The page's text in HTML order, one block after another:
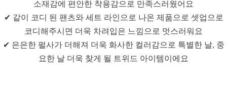
소재감에 편안한 착용감으로 만족스러웠어요
✔ 같이 코디 된 팬츠와 세트 라인으로 나온 제품으로 셋업으로
코디해주시면 더욱 차려입은 느낌으로 멋스러워요
✔ 은은한 펄사가 더해져 더욱 화사한 컬러감으로 특별한 날, 중
요한 날 더욱 찾게 될 트위드 아이템이에요